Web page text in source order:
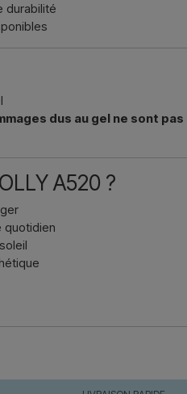
durabilité
dus au gel ne sont
A520 ?
quotidien